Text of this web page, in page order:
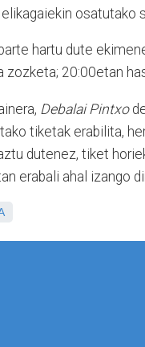
osatutako
hartu dute
zozketa; 20:00etan
Debalai Pintxo
tiketak erabilita,
dutenez, tiket
erabali ahal izango